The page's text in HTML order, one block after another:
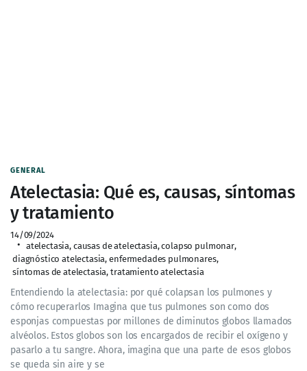
GENERAL
Atelectasia: Qué es, causas, síntomas
y tratamiento
14/09/2024
atelectasia, causas de atelectasia, colapso pulmonar,
diagnóstico atelectasia, enfermedades pulmonares,
síntomas de atelectasia, tratamiento atelectasia
Entendiendo la atelectasia: por qué colapsan los pulmones y
cómo recuperarlos Imagina que tus pulmones son como dos
esponjas compuestas por millones de diminutos globos llamados
alvéolos. Estos globos son los encargados de recibir el oxígeno y
pasarlo a tu sangre. Ahora, imagina que una parte de esos globos
se queda sin aire y se